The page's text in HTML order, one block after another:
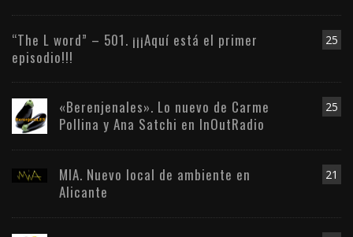
25
“The L word” – 501. ¡¡¡Aquí está el primer
episodio!!!
25
«Berenjenales». Lo nuevo de Carme
Pollina y Ana Satchi en InOutRadio
21
MIA. Nuevo local de ambiente en
Alicante